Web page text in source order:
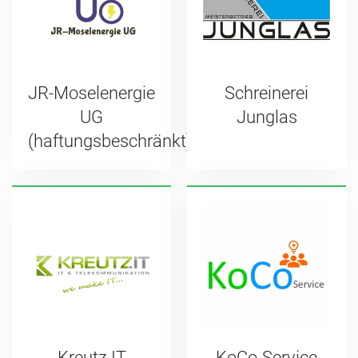
JR-Moselenergie
UG
(haftungsbeschränkt)
Schreinerei
Junglas